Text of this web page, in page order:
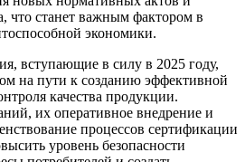
что станет важным фактором в
экономики.
вступающие в силу в 2025 году,
на пути к созданию эффективной
качества продукции.
их оперативное внедрение и
процессов сертификации
уровень безопасности